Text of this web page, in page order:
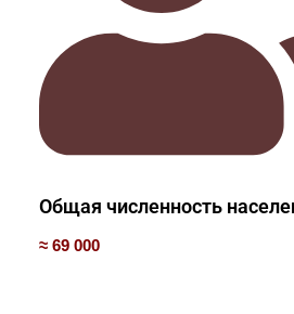
Общая численность
≈ 69 000